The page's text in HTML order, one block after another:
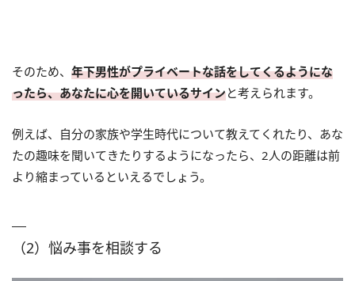
そのため、 年下男性がプライベートな話をしてくるようにな
ったら、あなたに心を開いているサインと考えられます。
例えば、自分の家族や学生時代について教えてくれたり、あな
たの趣味を聞いてきたりするようになったら、2人の距離は前
より縮まっているといえるでしょう。
（2）悩み事を相談する